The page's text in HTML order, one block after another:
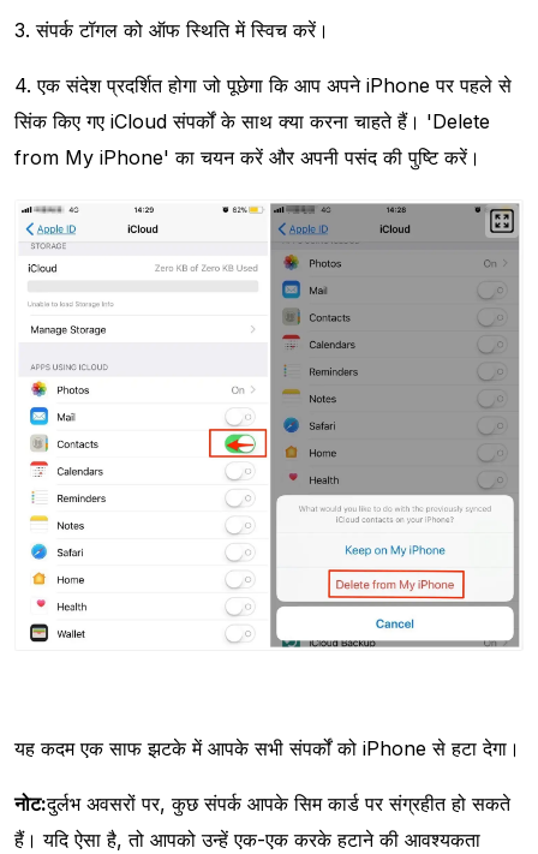
3. संपर्क टॉगल को ऑफ स्थिति में स्विच करें।
4. एक संदेश प्रदर्शित होगा जो पूछेगा कि आप अपने iPhone पर पहले से
सिंक किए गए iCloud संपर्कों के साथ क्या करना चाहते हैं। 'Delete
from My iPhone' का चयन करें और अपनी पसंद की पुष्टि करें।
यह कदम एक साफ झटके में आपके सभी संपर्कों को iPhone से हटा देगा।
नोट:दुर्लभ अवसरों पर, कुछ संपर्क आपके सिम कार्ड पर संग्रहीत हो सकते
हैं। यदि ऐसा है, तो आपको उन्हें एक-एक करके हटाने की आवश्यकता